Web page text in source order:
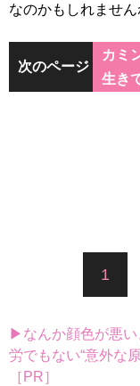
なのかもしれません
次のページ
カミ
生き
1
▶なんか顔色が悪
労でもない“意外な
［PR］